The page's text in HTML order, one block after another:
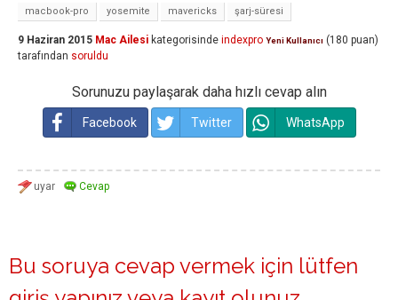
macbook-pro yosemite mavericks şarj-süresi
9 Haziran 2015 Mac Ailesi kategorisinde indexpro Yeni Kullanıcı (180 puan)
tarafından soruldu
Sorunuzu paylaşarak daha hızlı cevap alın
Facebook Twitter WhatsApp
Bu soruya cevap vermek için lütfen